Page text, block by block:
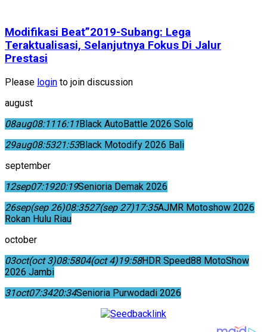
Modifikasi Beat”2019-Subang: Lega
Teraktualisasi, Selanjutnya Fokus Di Jalur
Prestasi
Please login to join discussion
august
08aug08:1116:11Black AutoBattle 2026 Solo
29aug08:5321:53Black Motodify 2026 Bali
september
12sep07:1920:19Senioria Demak 2026
26sep(sep 26)08:3527(sep 27)17:35AJMR Motoshow 2026
Rokan Hulu Riau
october
03oct(oct 3)08:5804(oct 4)19:58HDR Speed88 MotoShow
2026 Jambi
31oct07:3420:34Senioria Purwodadi 2026